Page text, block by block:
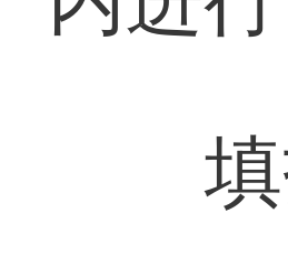
填报